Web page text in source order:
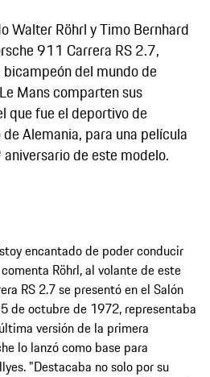
Walter Röhrl y Timo Bernhard
911 Carrera RS 2.7,
del mundo de
Mans comparten sus
que fue el deportivo de
Alemania, para una película
de este modelo.
encantado de poder conducir
Röhrl, al volante de este
RS 2.7 se presentó en el Salón
de octubre de 1972, representaba
versión de la primera
lo lanzó como base para
"Destacaba no solo por su